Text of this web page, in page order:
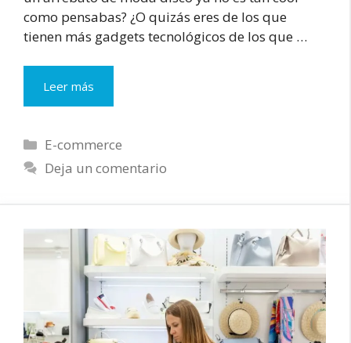
como pensabas? ¿O quizás eres de los que
tienen más gadgets tecnológicos de los que …
Leer más
Consejos
Incrementar
tus
Categorías
E-commerce
Deja un comentario